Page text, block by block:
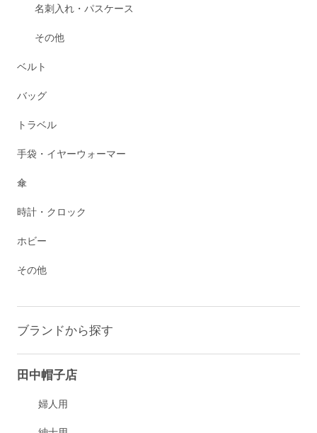
名刺入れ・パスケース
その他
ベルト
バッグ
トラベル
手袋・イヤーウォーマー
傘
時計・クロック
ホビー
その他
ブランドから探す
田中帽子店
婦人用